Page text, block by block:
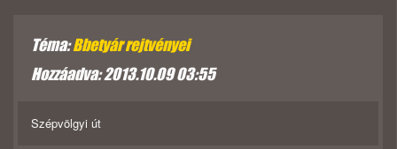
Téma:Bbetyár rejtvényei
Hozzáadva: 2013.10.09 03:55
Szépvölgyi út